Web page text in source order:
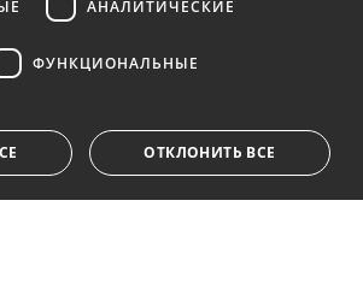
о недвижимости, новостях
Марбелье
Подписаться
конфиденциальности
АНАЛИТИЧЕСКИЕ
ФУНКЦИОНАЛЬНЫЕ
ОТКЛОНИТЬ ВСЕ